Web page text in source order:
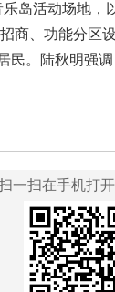
岛活动场地
商、功能分区设
民。陆秋明
一扫在手机打